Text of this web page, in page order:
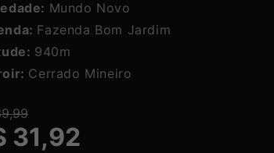
Mundo Novo
Fazenda Bom Jardim
940m
Cerrado Mineiro
31,92